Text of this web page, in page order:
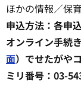
ほかの情報／保
申込方法：各申
オンライン手続
面）でせたがや
ミリ番号：03-